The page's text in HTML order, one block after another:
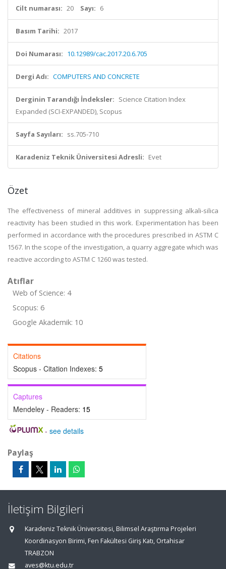
Cilt numarası: 20 Sayı: 6
Basım Tarihi: 2017
Doi Numarası: 10.12989/cac.2017.20.6.705
Dergi Adı: COMPUTERS AND CONCRETE
Derginin Tarandığı İndeksler: Science Citation Index
Expanded (SCI-EXPANDED), Scopus
Sayfa Sayıları: ss.705-710
Karadeniz Teknik Üniversitesi Adresli: Evet
Özet
The effectiveness of mineral additives in suppressing alkali-silica
reactivity has been studied in this work. Experimentation has been
performed in accordance with the procedures prescribed in ASTM C
1567. In the scope of the investigation, a quarry aggregate which was
reactive according to ASTM C 1260 was tested.
Atıflar
Web of Science: 4
Scopus: 6
Google Akademik: 10
Citations
Scopus - Citation Indexes: 5
Captures
Mendeley - Readers: 15
- see details
Paylaş
İletişim Bilgileri
Karadeniz Teknik Üniversitesi, Bilimsel Araştırma Projeleri
Koordinasyon Birimi, Fen Fakültesi Giriş Katı, Ortahisar
TRABZON
aves@ktu.edu.tr